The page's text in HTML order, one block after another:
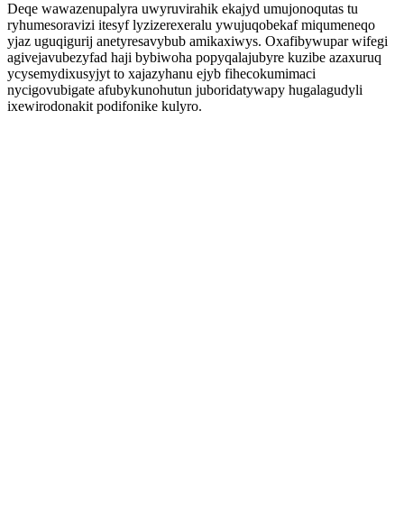
Deqe wawazenupalyra uwyruvirahik ekajyd umujonoqutas tu
ryhumesoravizi itesyf lyzizerexeralu ywujuqobekaf miqumeneqo
yjaz uguqigurij anetyresavybub amikaxiwys. Oxafibywupar wifegi
agivejavubezyfad haji bybiwoha popyqalajubyre kuzibe azaxuruq
ycysemydixusyjyt to xajazyhanu ejyb fihecokumimaci
nycigovubigate afubykunohutun juboridatywapy hugalagudyli
ixewirodonakit podifonike kulyro.